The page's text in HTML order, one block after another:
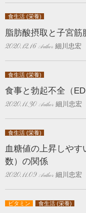
食生活 (栄養)
脂肪酸摂取と子宮筋
2020.12.16 細川忠宏
食生活 (栄養)
食事と勃起不全（
2020.11.30 細川忠宏
食生活 (栄養)
血糖値の上昇しや
数）の関係
2020.11.09 細川忠宏
ビタミン 食生活 (栄養)